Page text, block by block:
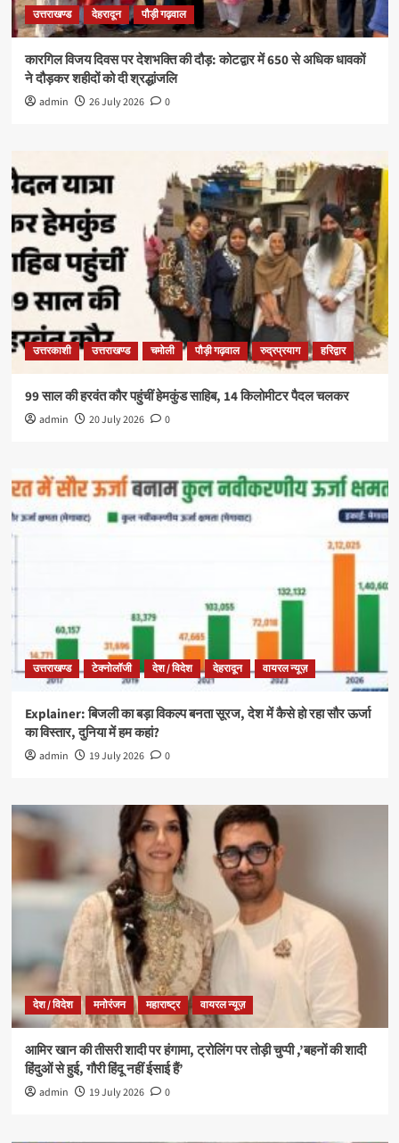
उत्तराखण्ड देहरादून पौड़ी गढ़वाल
कारगिल विजय दिवस पर देशभक्ति की दौड़: कोटद्वार में 650 से अधिक धावकों
ने दौड़कर शहीदों को दी श्रद्धांजलि
admin 26 July 2026 0
उत्तरकाशी उत्तराखण्ड चमोली पौड़ी गढ़वाल रुद्रप्रयाग हरिद्वार
99 साल की हरवंत कौर पहुंचीं हेमकुंड साहिब, 14 किलोमीटर पैदल चलकर
admin 20 July 2026 0
उत्तराखण्ड टेक्नोलॉजी देश / विदेश देहरादून वायरल न्यूज़
Explainer: बिजली का बड़ा विकल्प बनता सूरज, देश में कैसे हो रहा सौर ऊर्जा
का विस्तार, दुनिया में हम कहां?
admin 19 July 2026 0
देश / विदेश मनोरंजन महाराष्ट्र वायरल न्यूज़
आमिर खान की तीसरी शादी पर हंगामा, ट्रोलिंग पर तोड़ी चुप्पी ,’बहनों की शादी
हिंदुओं से हुई, गौरी हिंदू नहीं ईसाई हैं’
admin 19 July 2026 0